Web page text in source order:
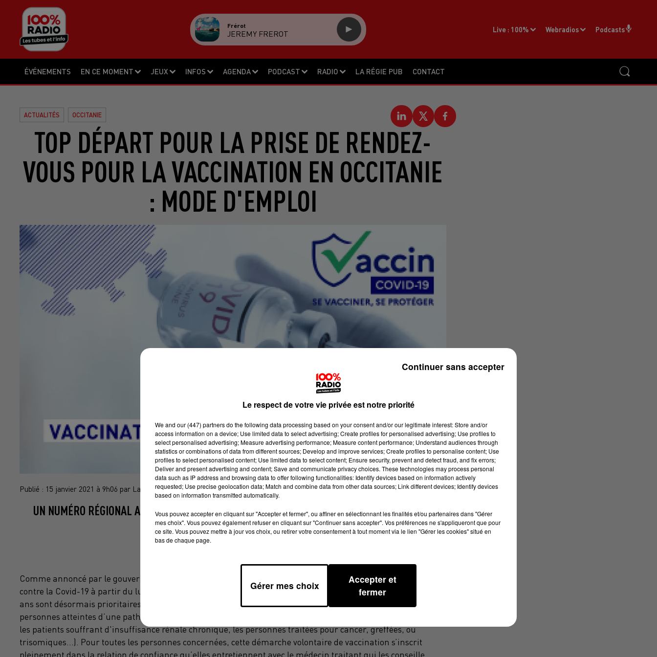
ÉVÉNEMENTS EN CE MOMENT JEUX INFOS AGENDA PODCAST RADIO LA RÉGIE PUB CONTACT
Live : 100% Webradios Podcasts
Frérot
JEREMY FREROT
ACTUALITÉS OCCITANIE
TOP DÉPART POUR LA PRISE DE RENDEZ-
VOUS POUR LA VACCINATION EN OCCITANIE
: MODE D'EMPLOI
Publié : 15 janvier 2021 à 9h06 par La Rédaction
UN NUMÉRO RÉGIONAL A ÉTÉ MIS EN PLACE POUR LES PERSONNES QUI N'ONT PAS ACCÈS À
INTERNET.
Comme annoncé par le gouvernement, les personnes âgées de plus de 75 ans pourront se faire vacciner
contre la Covid-19 à partir du lundi 18 janvier. En Occitanie, environ 650 000 personnes âgées de plus de 75
ans sont désormais prioritaires pour cette vaccination. Dès lundi, cette priorité est également élargie aux
personnes atteintes d’une pathologie à haut risque de développer des formes graves de Covid19 (par exemple
les patients souffrant d'insuffisance rénale chronique, les personnes traitées pour cancer, greffées, ou
trisomiques...). Pour toutes les personnes concernées, cette démarche volontaire de vaccination s’inscrit
Le respect de votre vie privée est notre priorité
We and our (447) partnersdo the following data processing based on your consent and/or our legitimate interest: Store and/or
access information on a device; Use limited data to select advertising; Create profiles for personalised advertising; Use profiles to
select personalised advertising; Measure advertising performance; Measure content performance; Understand audiences through
statistics or combinations of data from different sources; Develop and improve services; Create profiles to personalise content; Use
profiles to select personalised content; Use limited data to select content; Ensure security, prevent and detect fraud, and fix errors;
Deliver and present advertising and content; Save and communicate privacy choices. These technologies may process personal
data such as IP address and browsing data to offer following functionalities: Identify devices based on information actively
requested; Use precise geolocation data; Match and combine data from other data sources; Link different devices; Identify devices
based on information transmitted automatically.
Vous pouvez accepter en cliquant sur "Accepter et fermer", ou affiner en sélectionnant les finalités et/ou partenaires dans "Gérer
mes choix". Vous pouvez également refuser en cliquant sur "Continuer sans accepter". Vos préférences ne s'appliqueront que pour
ce site. Vous pouvez mettre à jour vos choix, ou retirer votre consentement à tout moment via le lien "Gérer les cookies" situé en
bas de chaque page.
Gérer mes choix
Accepter et
fermer
Continuer sans accepter